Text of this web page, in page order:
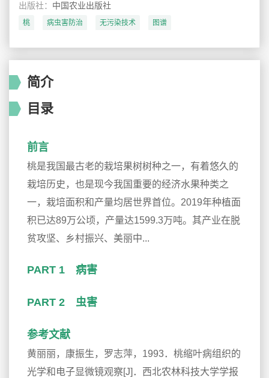
出版社： 中国农业出版社
桃 病虫害防治 无污染技术 图谱
简介
目录
前言
桃是我国最古老的栽培果树树种之一，有着悠久的
栽培历史，也是现今我国重要的经济水果种类之
一，栽培面积和产量均居世界首位。2019年种植面
积已达89万公顷，产量达1599.3万吨。其产业在脱
贫攻坚、乡村振兴、美丽中...
PART 1 病害
PART 2 虫害
参考文献
黄丽丽，康振生，罗志萍，1993．桃缩叶病组织的
光学和电子显微镜观察[J]．西北农林科技大学学报